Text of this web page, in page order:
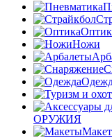
Ножи
ОРУЖИЯ